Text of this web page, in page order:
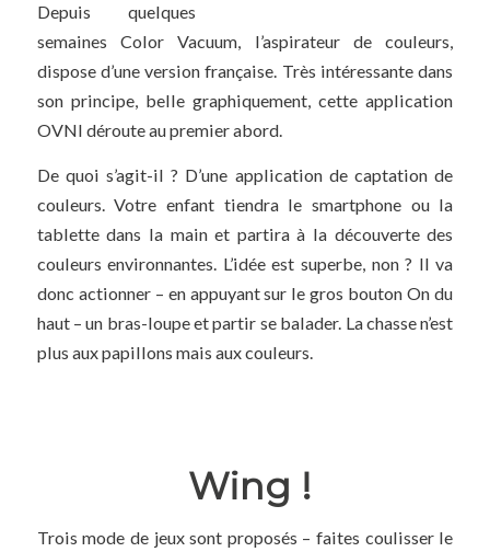
Depuis quelques
semaines Color Vacuum, l’aspirateur de couleurs,
dispose d’une version française. Très intéressante dans
son principe, belle graphiquement, cette application
OVNI déroute au premier abord.
De quoi s’agit-il ? D’une application de captation de
couleurs. Votre enfant tiendra le smartphone ou la
tablette dans la main et partira à la découverte des
couleurs environnantes. L’idée est superbe, non ? Il va
donc actionner – en appuyant sur le gros bouton On du
haut – un bras-loupe et partir se balader. La chasse n’est
plus aux papillons mais aux couleurs.
Wing !
Trois mode de jeux sont proposés – faites coulisser le